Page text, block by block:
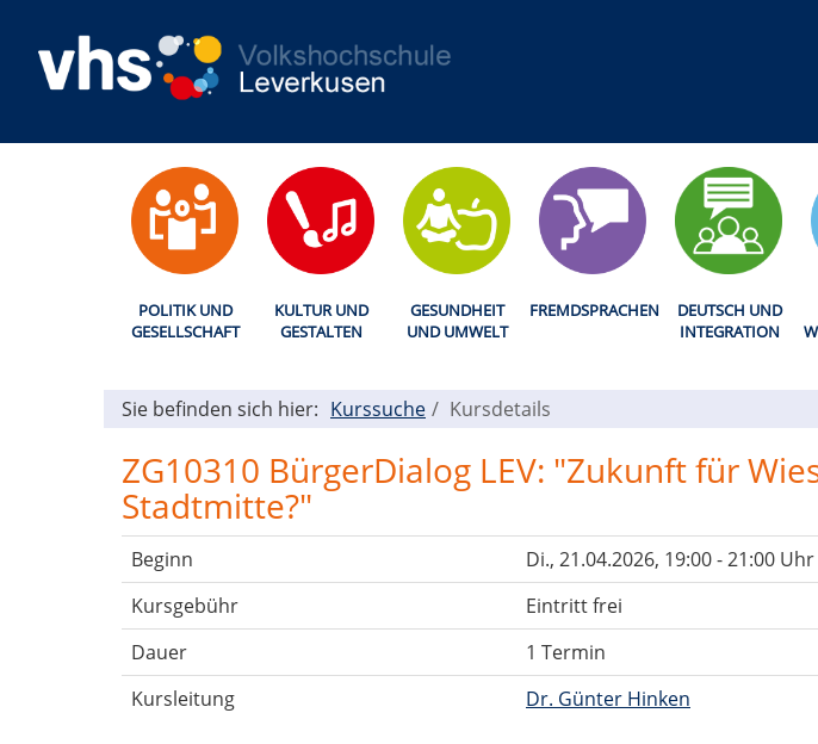
POLITIK UND
GESELLSCHAFT
KULTUR UND
GESTALTEN
GESUNDHEIT
UND UMWELT
FREMDSPRACHEN
DEUTSCH UND
INTEGRATION
Sie befinden sich hier: Kurssuche Kursdetails
ZG10310 BürgerDialog LEV: "Zukunft für
Stadtmitte?"
Beginn Di., 21.04.2026, 19:00 - 21:00 Uhr
Kursgebühr
Eintritt frei
Dauer
1 Termin
Kursleitung
Dr. Günter Hinken